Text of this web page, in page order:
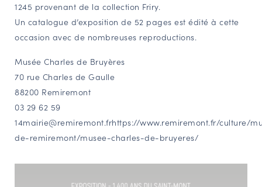
1245 provenant de la collection Friry.
Un catalogue d’exposition de 52 pages est édité à cette
occasion avec de nombreuses reproductions.
Musée Charles de Bruyères
70 rue Charles de Gaulle
88200 Remiremont
03 29 62 59
14mairie@remiremont.frhttps://www.remiremont.fr/culture/
de-remiremont/musee-charles-de-bruyeres/